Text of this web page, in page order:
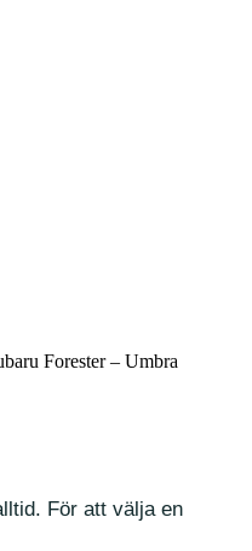
Forester – Umbra
För att välja en